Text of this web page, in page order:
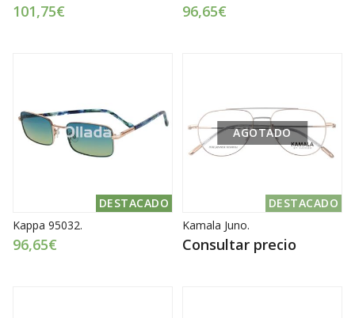
101,75€ 96,65€
DESTACADO
Kappa 95032.
96,65€
DESTACADO
AGOTADO
Kamala Juno.
Consultar precio